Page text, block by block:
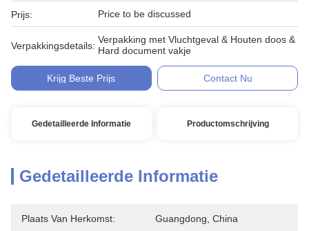
Prijs: Price to be discussed
Verpakkingsdetails:
Verpakking met Vluchtgeval & Houten doos &
Hard document vakje
Krijg Beste Prijs Contact Nu
Gedetailleerde Informatie Productomschrijving
Gedetailleerde Informatie
Plaats Van Herkomst: Guangdong, China